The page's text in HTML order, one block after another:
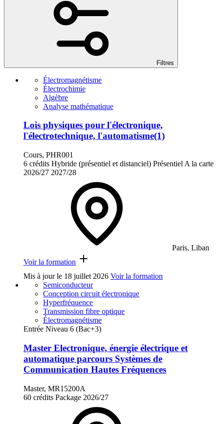
Filtres
Électromagnétisme
Électrochimie
Algèbre
Analyse mathématique
Lois physiques pour l'électronique,
l'électrotechnique, l'automatisme(1)
Cours, PHR001
6 crédits Hybride (présentiel et distanciel) Présentiel A la carte
2026/27 2027/28
Paris, Liban
Voir la formation
Mis à jour le 18 juillet 2026 Voir la formation
Semiconducteur
Conception circuit électronique
Hyperfréquence
Transmission fibre optique
Électromagnétisme
Entrée Niveau 6 (Bac+3)
Master Electronique, énergie électrique et
automatique parcours Systèmes de
Communication Hautes Fréquences
Master, MR15200A
60 crédits Package 2026/27